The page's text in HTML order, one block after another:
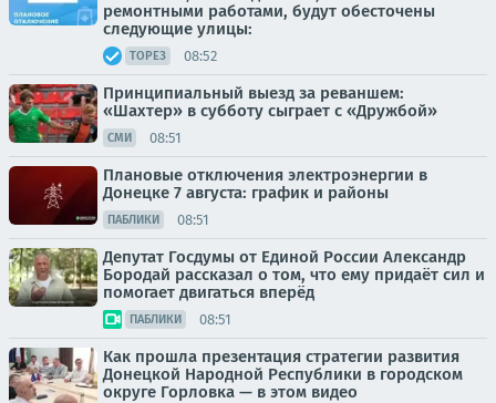
ремонтными работами, будут обесточены
следующие улицы:
ТОРЕЗ 08:52
Принципиальный выезд за реваншем:
«Шахтер» в субботу сыграет с «Дружбой»
СМИ 08:51
Плановые отключения электроэнергии в
Донецке 7 августа: график и районы
ПАБЛИКИ 08:51
Депутат Госдумы от Единой России Александр
Бородай рассказал о том, что ему придаёт сил и
помогает двигаться вперёд
ПАБЛИКИ 08:51
Как прошла презентация стратегии развития
Донецкой Народной Республики в городском
округе Горловка — в этом видео